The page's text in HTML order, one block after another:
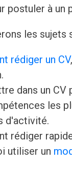
postuler à un
les sujets
rédiger un CV
dans un CV
les
d'activité.
rédiger
utiliser un